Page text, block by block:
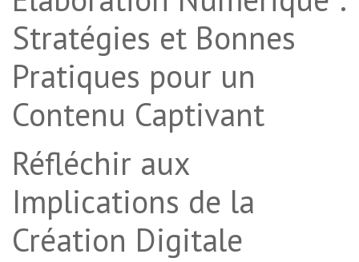
Stratégies et Bonnes
Pratiques pour un
Contenu Captivant
Réfléchir aux
Implications de la
Création Digitale